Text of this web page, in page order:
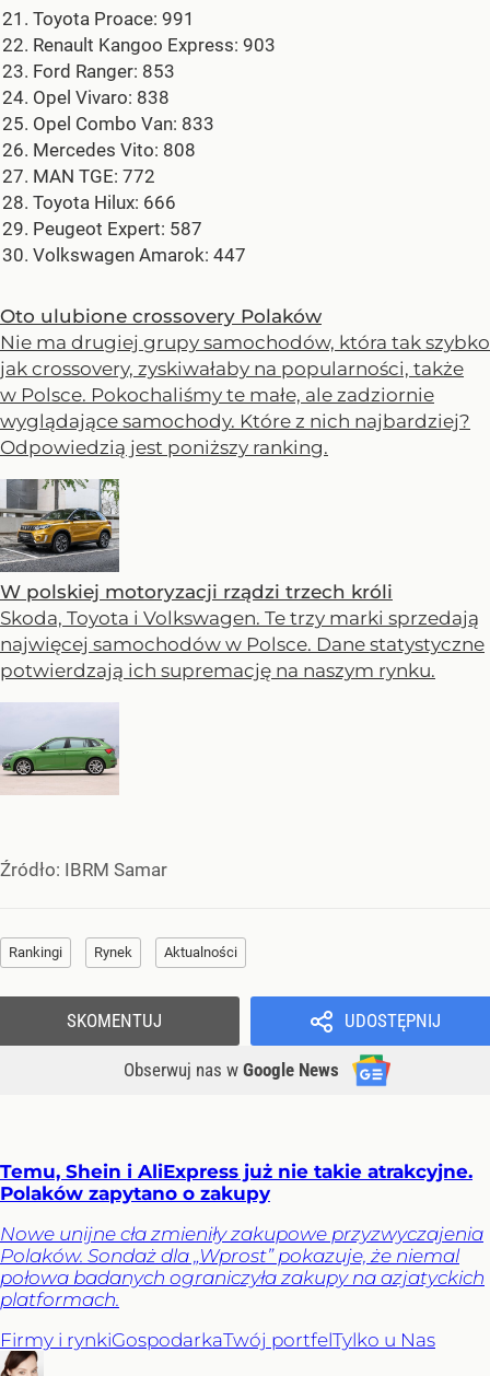
Toyota Proace: 991
Renault Kangoo Express: 903
Ford Ranger: 853
Opel Vivaro: 838
Opel Combo Van: 833
Mercedes Vito: 808
MAN TGE: 772
Toyota Hilux: 666
Peugeot Expert: 587
Volkswagen Amarok: 447
Oto ulubione crossovery Polaków
Nie ma drugiej grupy samochodów, która tak szybko
jak crossovery, zyskiwałaby na popularności, także
w Polsce. Pokochaliśmy te małe, ale zadziornie
wyglądające samochody. Które z nich najbardziej?
Odpowiedzią jest poniższy ranking.
W polskiej motoryzacji rządzi trzech króli
Skoda, Toyota i Volkswagen. Te trzy marki sprzedają
najwięcej samochodów w Polsce. Dane statystyczne
potwierdzają ich supremację na naszym rynku.
Źródło: IBRM Samar
Rankingi Rynek Aktualności
UDOSTĘPNIJ
Obserwuj nas w Google News
SKOMENTUJ
Temu, Shein i AliExpress już nie takie atrakcyjne.
Polaków zapytano o zakupy
Nowe unijne cła zmieniły zakupowe przyzwyczajenia
Polaków. Sondaż dla „Wprost” pokazuje, że niemal
połowa badanych ograniczyła zakupy na azjatyckich
platformach.
Firmy i rynkiGospodarkaTwój portfelTylko u Nas